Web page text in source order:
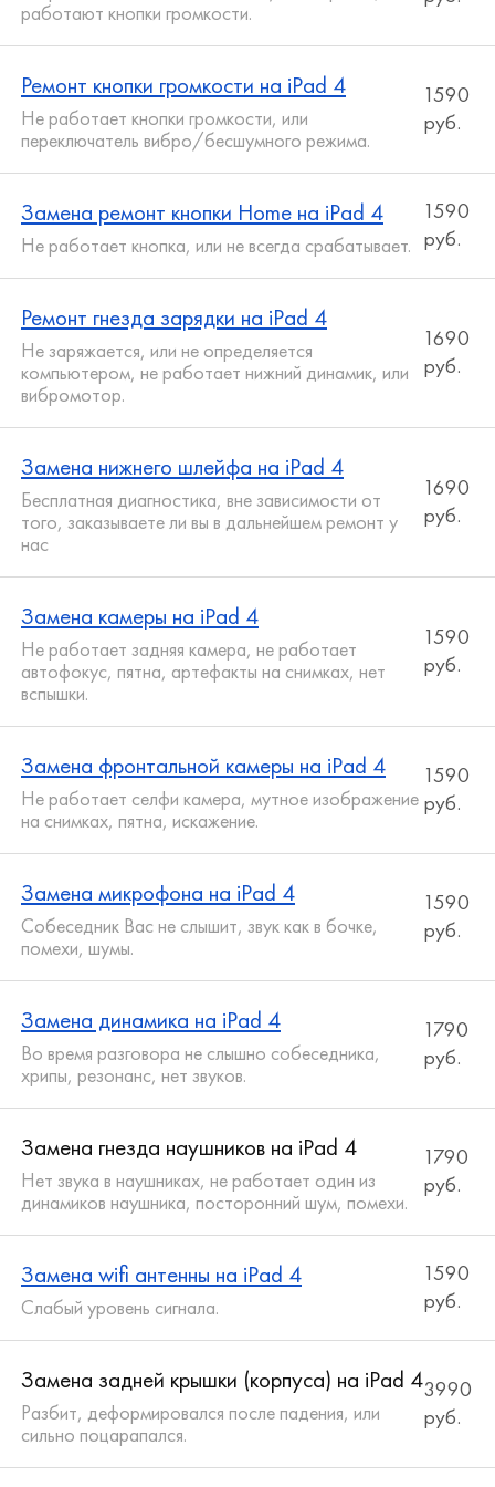
работают кнопки громкости.
Ремонт кнопки громкости на iPad 4
Не работает кнопки громкости, или
переключатель вибро/бесшумного режима.
1590
руб.
Замена ремонт кнопки Home на iPad 4
Не работает кнопка, или не всегда срабатывает.
1590
руб.
Ремонт гнезда зарядки на iPad 4
Не заряжается, или не определяется
компьютером, не работает нижний динамик, или
вибромотор.
1690
руб.
Замена нижнего шлейфа на iPad 4
Бесплатная диагностика, вне зависимости от
того, заказываете ли вы в дальнейшем ремонт у
нас
1690
руб.
Замена камеры на iPad 4
Не работает задняя камера, не работает
автофокус, пятна, артефакты на снимках, нет
вспышки.
1590
руб.
Замена фронтальной камеры на iPad 4
Не работает селфи камера, мутное изображение
на снимках, пятна, искажение.
1590
руб.
Замена микрофона на iPad 4
Собеседник Вас не слышит, звук как в бочке,
помехи, шумы.
1590
руб.
Замена динамика на iPad 4
Во время разговора не слышно собеседника,
хрипы, резонанс, нет звуков.
1790
руб.
Замена гнезда наушников на iPad 4
Нет звука в наушниках, не работает один из
динамиков наушника, посторонний шум, помехи.
1790
руб.
Замена wifi антенны на iPad 4
Слабый уровень сигнала.
1590
руб.
Замена задней крышки (корпуса) на iPad 4
Разбит, деформировался после падения, или
сильно поцарапался.
3990
руб.